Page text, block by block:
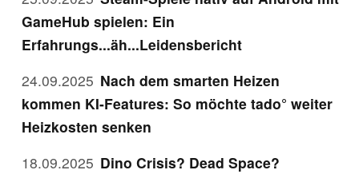
GameHub spielen: Ein
Erfahrungs...äh...Leidensbericht
24.09.2025 Nach dem smarten Heizen
kommen KI-Features: So möchte tado° weiter
Heizkosten senken
18.09.2025 Dino Crisis? Dead Space?